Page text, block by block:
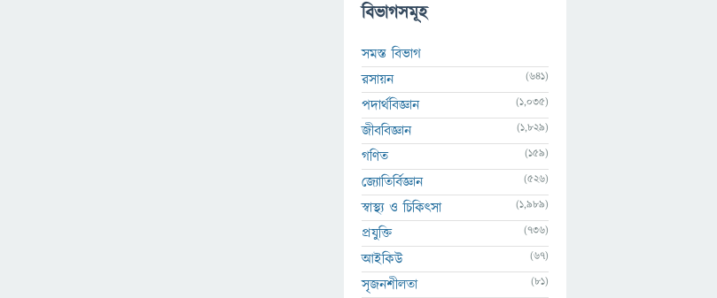
বিভাগসমূহ
সমস্ত বিভাগ
রসায়ন
(641)
পদার্থবিজ্ঞান (1,035)
জীববিজ্ঞান (1,829)
গণিত (159)
জ্যোতির্বিজ্ঞান (526)
স্বাস্থ্য ও চিকিৎসা (1,989)
প্রযুক্তি (736)
আইকিউ (67)
সৃজনশীলতা (81)